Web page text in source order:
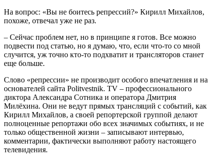
На вопрос: «Вы не боитесь репрессий?» Кирилл Михайлов,
похоже, отвечал уже не раз.
– Сейчас проблем нет, но в принципе я готов. Все можно
подвести под статью, но я думаю, что, если что-то со мной
случится, уж точно кто-то подхватит и трансляторов станет
еще больше.
Слово «репрессии» не производит особого впечатления и на
основателей сайта Politvestnik. TV – профессионального
диктора Александра Сотника и оператора Дмитрия
Милёхина. Они не ведут прямых трансляций с событий, как
Кирилл Михайлов, а своей репортерской группой делают
полноценные репортажи обо всех значимых событиях, и не
только общественной жизни – записывают интервью,
комментарии, фактически выполняют работу настоящего
телевидения.